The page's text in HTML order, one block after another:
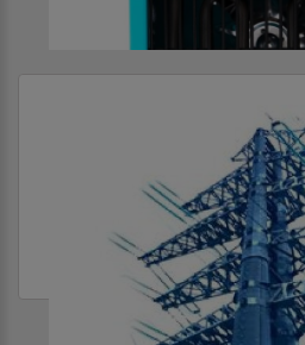
МЕЛКАЯ ТЕХНИКА
ОПОРЫ И